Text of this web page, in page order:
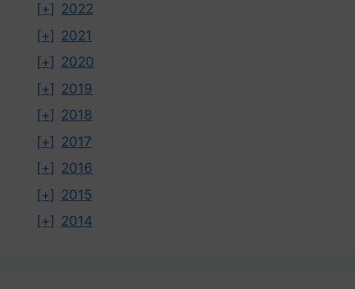
[+] 2022
[+] 2021
[+] 2020
[+] 2019
[+] 2018
[+] 2017
[+] 2016
[+] 2015
[+] 2014